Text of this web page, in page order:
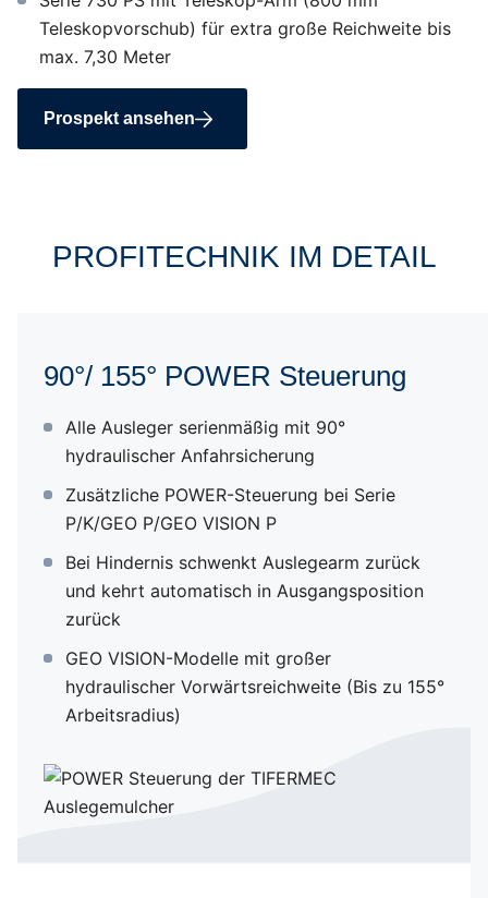
Teleskopvorschub) für extra große Reichweite bis
max. 7,30 Meter
Prospekt ansehen
PROFITECHNIK IM DETAIL
Eigenhydraulik
90°/ 155° POWER Steuerung
Alle Ausleger serienmäßig mit 90°
hydraulischer Anfahrsicherung
Zusätzliche POWER-Steuerung bei Serie
P/K/GEO P/GEO VISION P
Bei Hindernis schwenkt Auslegearm zurück
und kehrt automatisch in Ausgangsposition
zurück
GEO VISION-Modelle mit großer
hydraulischer Vorwärtsreichweite (Bis zu 155°
Arbeitsradius)